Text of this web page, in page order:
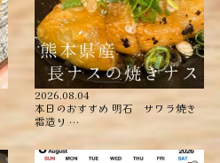
2026.08.04
本日のおすすめ ︎明石 サワラ焼き
霜造り …